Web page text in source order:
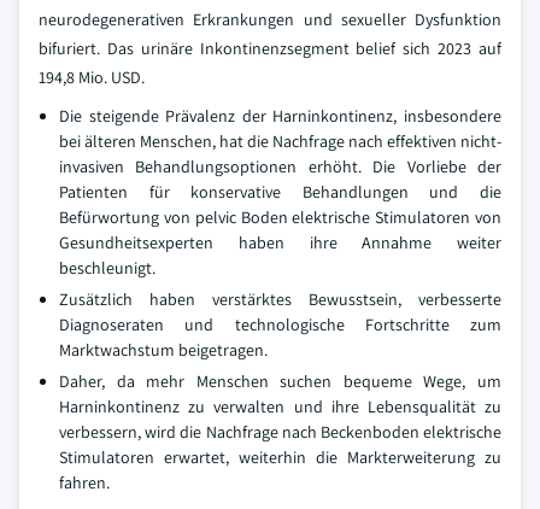
neurodegenerativen Erkrankungen und sexueller Dysfunktion
bifuriert. Das urinäre Inkontinenzsegment belief sich 2023 auf
194,8 Mio. USD.
Die steigende Prävalenz der Harninkontinenz, insbesondere
bei älteren Menschen, hat die Nachfrage nach effektiven nicht-
invasiven Behandlungsoptionen erhöht. Die Vorliebe der
Patienten für konservative Behandlungen und die
Befürwortung von pelvic Boden elektrische Stimulatoren von
Gesundheitsexperten haben ihre Annahme weiter
beschleunigt.
Zusätzlich haben verstärktes Bewusstsein, verbesserte
Diagnoseraten und technologische Fortschritte zum
Marktwachstum beigetragen.
Daher, da mehr Menschen suchen bequeme Wege, um
Harninkontinenz zu verwalten und ihre Lebensqualität zu
verbessern, wird die Nachfrage nach Beckenboden elektrische
Stimulatoren erwartet, weiterhin die Markterweiterung zu
fahren.